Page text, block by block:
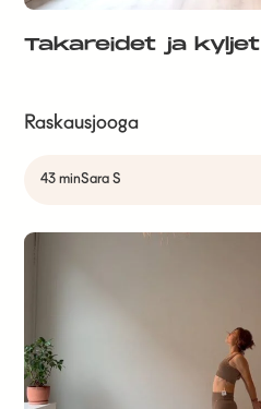
Takareidet ja kyljet
Raskausjooga
43 minSara S